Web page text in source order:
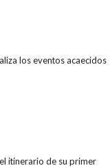
los eventos acaecidos
itinerario de su primer